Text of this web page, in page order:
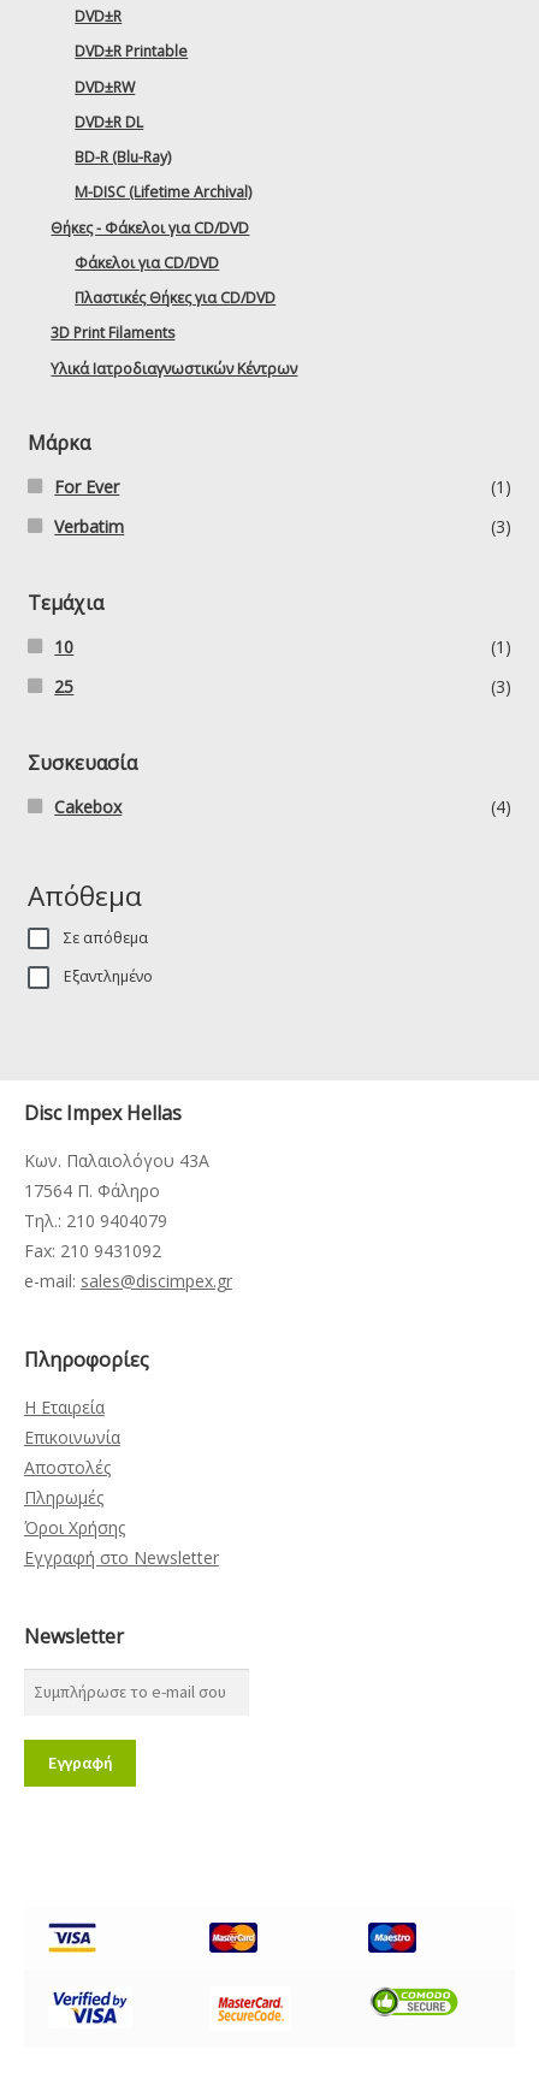
DVD±R
DVD±R Printable
DVD±RW
DVD±R DL
BD-R (Blu-Ray)
M-DISC (Lifetime Archival)
Θήκες - Φάκελοι για CD/DVD
Φάκελοι για CD/DVD
Πλαστικές Θήκες για CD/DVD
3D Print Filaments
Υλικά Ιατροδιαγνωστικών Κέντρων
Μάρκα
For Ever
(1)
Verbatim
(3)
Τεμάχια
10
(1)
25
(3)
Συσκευασία
Cakebox (4)
Απόθεμα
Σε απόθεμα
Εξαντλημένο
Disc Impex Hellas
Κων. Παλαιολόγου 43Α
17564 Π. Φάληρο
Τηλ.: 210 9404079
Fax: 210 9431092
e-mail: sales@discimpex.gr
Πληροφορίες
Η Εταιρεία
Επικοινωνία
Αποστολές
Πληρωμές
Όροι Χρήσης
Εγγραφή στο Newsletter
Newsletter